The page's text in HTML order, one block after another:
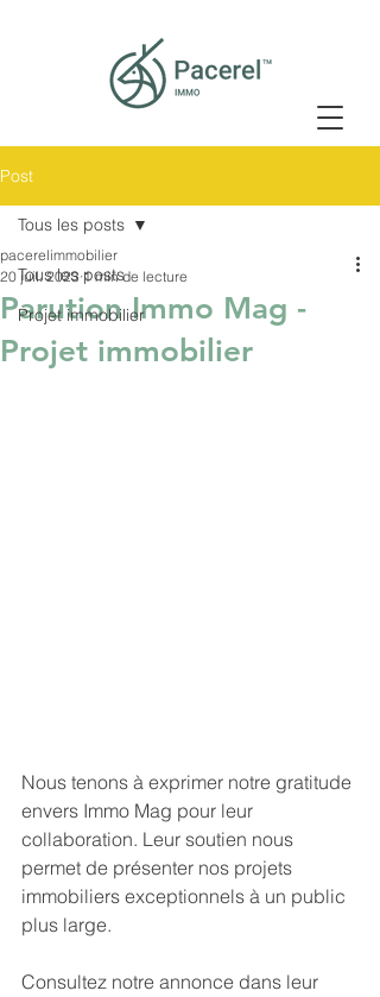
Post
Tous les posts
Projet immobilier
Tous les posts
Parution Immo Mag -
Projet immobilier
pacerelimmobilier
20 juil. 2023 1 min de lecture
Nous tenons à exprimer notre gratitude
envers Immo Mag pour leur
collaboration. Leur soutien nous
permet de présenter nos projets
immobiliers exceptionnels à un public
plus large.
Consultez notre annonce dans leur